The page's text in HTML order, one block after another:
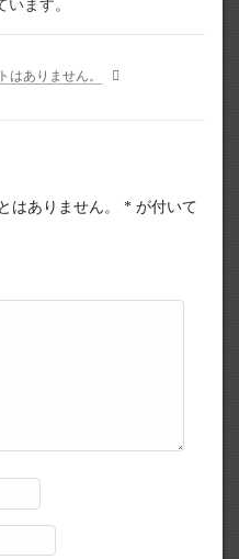
います。
はありません。
はありません。 * が付いて